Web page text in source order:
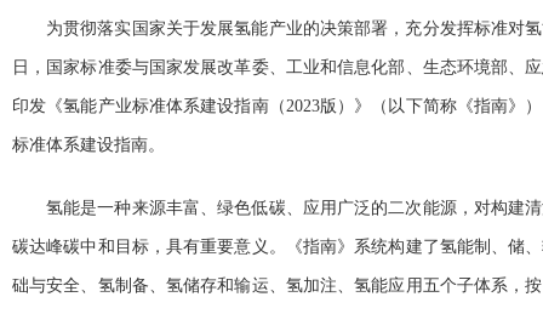
为贯彻落实国家关于发展氢能产业的决策部署，充分发挥标准对
日，国家标准委与国家发展改革委、工业和信息化部、生态环境部、
印发《氢能产业标准体系建设指南（2023版）》（以下简称《指南》
标准体系建设指南。
氢能是一种来源丰富、绿色低碳、应用广泛的二次能源，对构建
碳达峰碳中和目标，具有重要意义。《指南》系统构建了氢能制、储
础与安全、氢制备、氢储存和输运、氢加注、氢能应用五个子体系，